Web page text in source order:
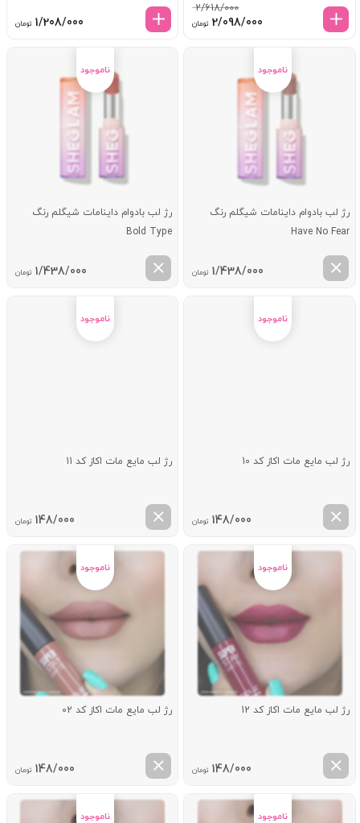
2/618/000
قیمت
بود.
2/098/000 تومانقیمت
فعلی:
1/208/000 تومان
رژ لب بادوام داینامات شیگلم رنگ
Have No Fear
1/438/000 تومان
رژ لب بادوام داینامات شیگلم رنگ
Bold Type
1/438/000 تومان
رژ لب مایع مات اکاز کد 10
148/000 تومان
رژ لب مایع مات اکاز کد 11
148/000 تومان
رژ لب مایع مات اکاز کد 12
148/000 تومان
رژ لب مایع مات اکاز کد 02
148/000 تومان